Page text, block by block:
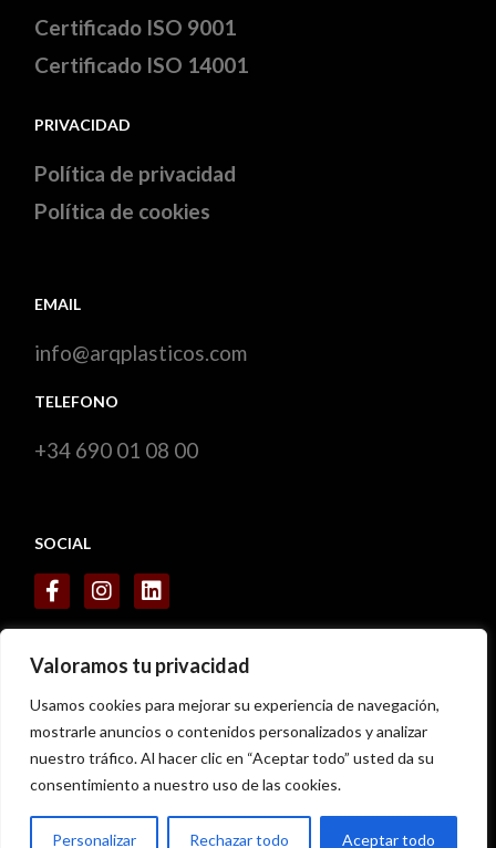
Valoramos tu privacidad
Usamos cookies para mejorar su experiencia de navegación,
mostrarle anuncios o contenidos personalizados y analizar
nuestro tráfico. Al hacer clic en “Aceptar todo” usted da su
consentimiento a nuestro uso de las cookies.
Personalizar Rechazar todo Aceptar todo
Certificado ISO 9001
Certificado ISO 14001
PRIVACIDAD
Política de privacidad
Política de cookies
EMAIL
info@arqplasticos.com
TELEFONO
+34 690 01 08 00
SOCIAL
CopyrightARQ Plasticos– 2023© – Desarrollado porWORSEO